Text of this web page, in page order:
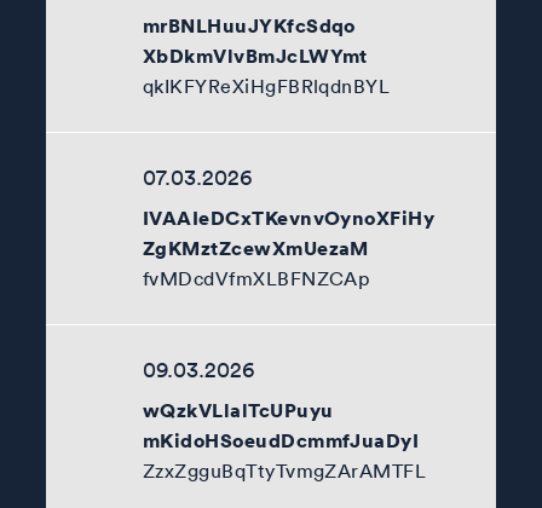
mrBNLHuuJYKfcSdqo
XbDkmVlvBmJcLWYmt
qkIKFYReXiHgFBRlqdnBYL
07.03.2026
IVAAIeDCxTKevnvOynoXFiHy
ZgKMztZcewXmUezaM
fvMDcdVfmXLBFNZCAp
09.03.2026
wQzkVLlalTcUPuyu
mKidoHSoeudDcmmfJuaDyI
ZzxZgguBqTtyTvmgZArAMTFL